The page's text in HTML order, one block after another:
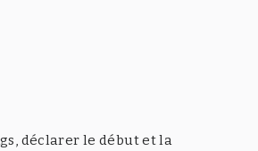
déclarer le début et la